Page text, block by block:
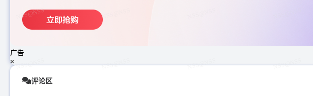
广告
×
评论区